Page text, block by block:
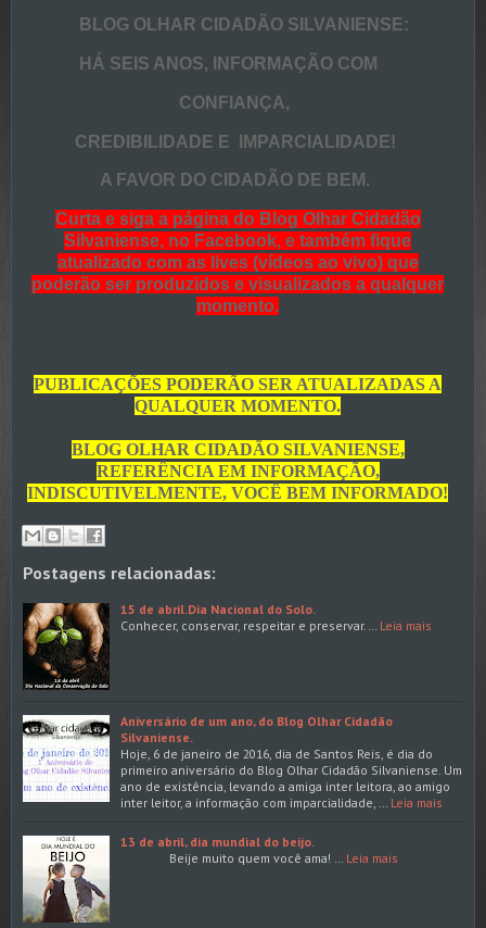
BLOG OLHAR CIDADÃO SILVANIENSE:
HÁ SEIS ANOS, INFORMAÇÃO COM
CONFIANÇA,
CREDIBILIDADE E IMPARCIALIDADE!
A FAVOR DO CIDADÃO DE BEM.
Curta e siga a página do Blog Olhar Cidadão
Silvaniense, no Facebook, e também fique
atualizado com as lives (vídeos ao vivo) que
poderão ser produzidos e visualizados a qualquer
momento.
PUBLICAÇÕES PODERÃO SER ATUALIZADAS A
QUALQUER MOMENTO.
BLOG OLHAR CIDADÃO SILVANIENSE,
REFERÊNCIA EM INFORMAÇÃO,
INDISCUTIVELMENTE, VOCÊ BEM INFORMADO!
Postagens relacionadas:
15 de abril.Dia Nacional do Solo.
Conhecer, conservar, respeitar e preservar.… Leia mais
Aniversário de um ano, do Blog Olhar Cidadão
Silvaniense.
Hoje, 6 de janeiro de 2016, dia de Santos Reis, é dia do
primeiro aniversário do Blog Olhar Cidadão Silvaniense. Um
ano de existência, levando a amiga inter leitora, ao amigo
inter leitor, a informação com imparcialidade, … Leia mais
13 de abril, dia mundial do beijo.
Beije muito quem você ama! … Leia mais